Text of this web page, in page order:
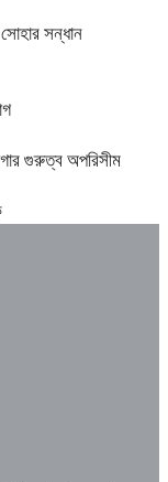
সন্ধান
গুরুত্ব অপরিসীম